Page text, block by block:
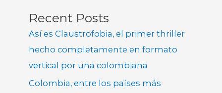
Recent Posts
Así es Claustrofobia, el primer thriller
hecho completamente en formato
vertical por una colombiana
Colombia, entre los países más